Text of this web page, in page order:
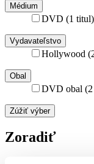
Médium
DVD (1 titul)
Vydavateľstvo
Hollywood
Obal
DVD obal
Zúžiť výber
Zoradiť